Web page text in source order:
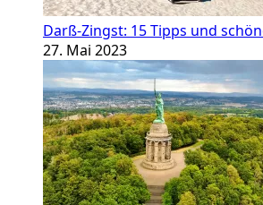
Darß-Zingst: 15 Tipps und
27. Mai 2023